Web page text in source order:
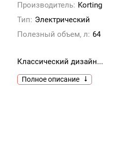
Производитель: Korting
Тип: Электрический
Полезный объем, л: 64
Классический дизайн...
Полное описание